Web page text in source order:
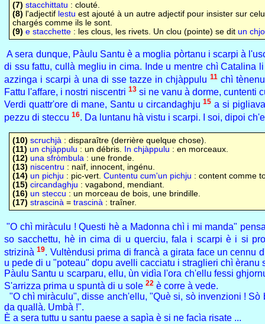
(7) stacchittatu : clouté.
(8) l'adjectif lestu est ajouté à un autre adjectif pour insister sur
chargés comme ils le sont.
(9) e stacchette: les clous, les rivets. Un clou (pointe) se dit un
A sera dunque, Pàulu Santu è a moglia pòrtanu i scarpi à
di ssu fattu, cullà megliu in cima. Inde u mentre chì
azzinga i scarpi à una di sse tazze in chjàppulu11 chì
Fattu l'affare, i nostri niscentri 13 si ne vanu à dorme, cuntenti
Verdi quattr'ore di mane, Santu u circandaghju15 a si
pezzu di steccu 16. Da luntanu hà vistu i scarpi. I soi, dipoi
(10) scruchjà: disparaître (derrière quelque chose).
(11) un chjàppulu : un débris. In chjàppulu : en morceaux.
(12) una sfròmbula: une fronde.
(13) niscentru : naïf, innocent, ingénu.
(14) un pichju : pic-vert. Cuntentu cum'un pichju : content comme
(15) circandaghju : vagabond, mendiant.
(16) un steccu : un morceau de bois, une brindille.
(17) strascinà= trascinà: traîner.
"O chì miràculu ! Questi hè a Madonna chì i mi manda"
so sacchettu, hè in cima di u querciu, fala i scarpi è i si
strizinà19. Vultèndusi prima di francà a girata face un cennu
u pede di u "poteau" dopu avelli cacciatu i straglieri chì èranu
Pàulu Santu u scarparu, ellu, ùn vidìa l'ora ch'ellu fessi
S'arrizza prima u spuntà di u sole 22 è corre à vede.
"O chì miràculu", disse anch'ellu, "Què si, sò invenzioni !
da quallà. Umbà !".
È a sera tuttu u santu paese a sapìa è si ne facìa risate ...